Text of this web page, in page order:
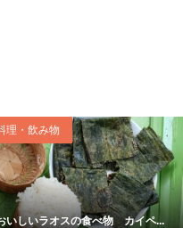
理・飲み物
いしいラオスの食べ物 カイペ...